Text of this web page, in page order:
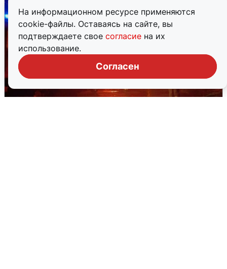
На информационном ресурсе применяются
cookie-файлы. Оставаясь на сайте, вы
подтверждаете свое согласие на их
использование.
Согласен